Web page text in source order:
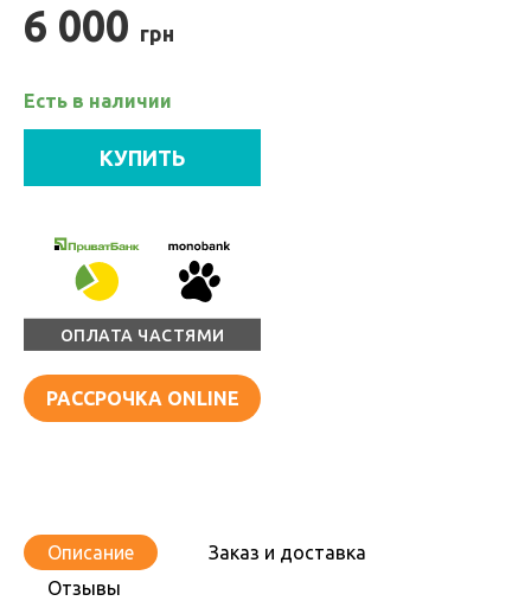
6 000 грн
Есть в наличии
КУПИТЬ
ОПЛАТА ЧАСТЯМИ
РАССРОЧКА ONLINE
Описание
Заказ и доставка
Отзывы